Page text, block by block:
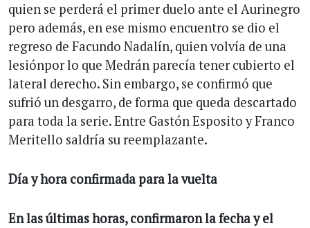
quien se perderá el primer duelo ante el Aurinegro
pero además, en ese mismo encuentro se dio el
regreso de Facundo Nadalín, quien volvía de una
lesiónpor lo que Medrán parecía tener cubierto el
lateral derecho. Sin embargo, se confirmó que
sufrió un desgarro, de forma que queda descartado
para toda la serie. Entre Gastón Esposito y Franco
Meritello saldría su reemplazante.
Día y hora confirmada para la vuelta
En las últimas horas, confirmaron la fecha y el